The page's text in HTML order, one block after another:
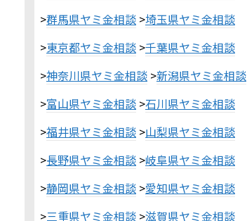
>群馬県ヤミ金相談 >埼玉県ヤミ金相談
>東京都ヤミ金相談 >千葉県ヤミ金相談
>神奈川県ヤミ金相談 >新潟県ヤミ金相談
>富山県ヤミ金相談 >石川県ヤミ金相談
>福井県ヤミ金相談 >山梨県ヤミ金相談
>長野県ヤミ金相談 >岐阜県ヤミ金相談
>静岡県ヤミ金相談 >愛知県ヤミ金相談
>三重県ヤミ金相談 >滋賀県ヤミ金相談